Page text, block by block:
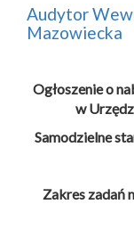
Audytor
Mazowiecka
Ogłoszenie o
w
Samodzielne
Zakres zadań